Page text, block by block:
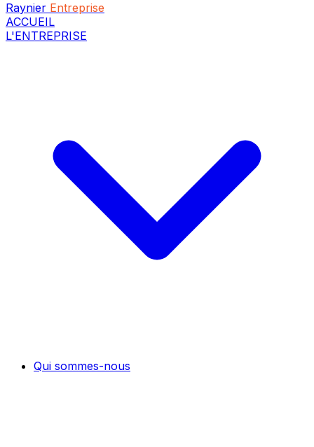
Raynier Entreprise
ACCUEIL
L'ENTREPRISE
Qui sommes-nous